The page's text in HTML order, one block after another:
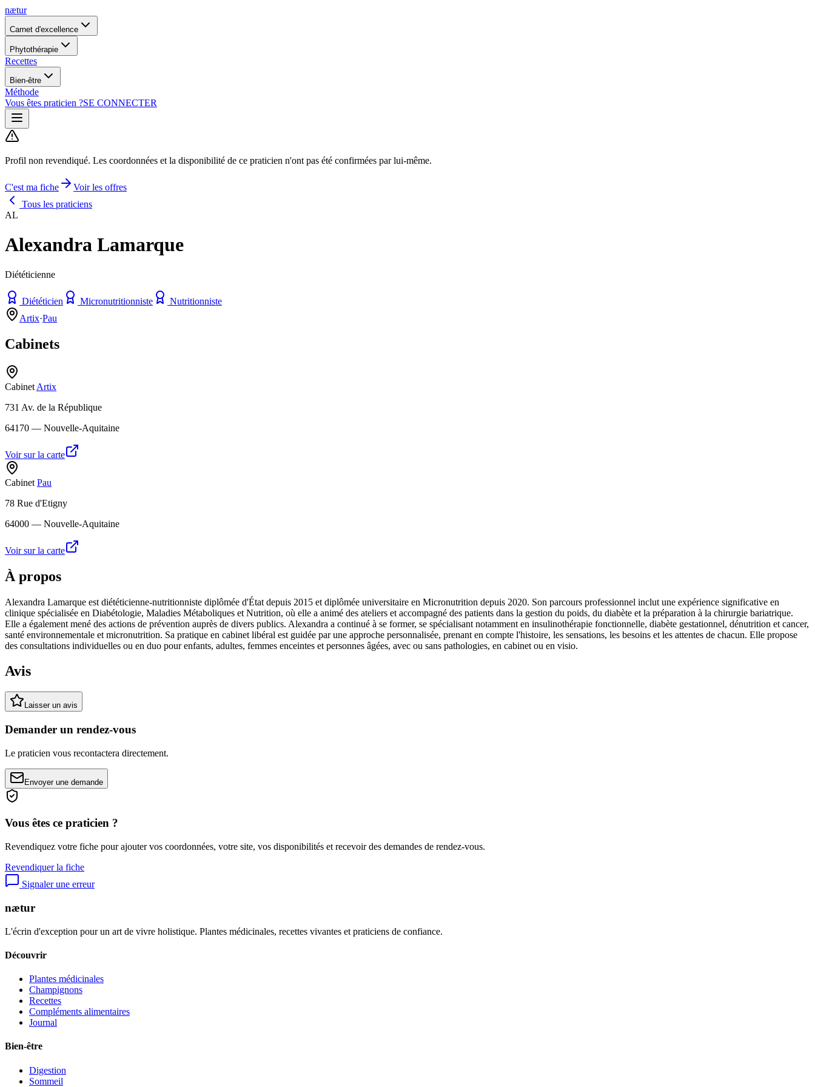
nætur
Carnet d'excellence
Phytothérapie
Recettes
Bien-être
Méthode
Vous êtes praticien ?SE CONNECTER
Profil non revendiqué. Les coordonnées et la disponibilité de ce praticien n'ont pas été confirmées par lui-même.
C'est ma fiche
Voir les offres
Tous les praticiens
AL
Alexandra Lamarque
Diététicienne
Diététicien Micronutritionniste
Nutritionniste
Artix·Pau
Cabinets
Cabinet Artix
731 Av. de la République
64170 — Nouvelle-Aquitaine
Voir sur la carte
Cabinet Pau
78 Rue d'Etigny
64000 — Nouvelle-Aquitaine
Voir sur la carte
À propos
Alexandra Lamarque est diététicienne-nutritionniste diplômée d'État depuis 2015 et diplômée universitaire en Micronutrition depuis 2020. Son parcours professionnel inclut une expérience significative en
clinique spécialisée en Diabétologie, Maladies Métaboliques et Nutrition, où elle a animé des ateliers et accompagné des patients dans la gestion du poids, du diabète et la préparation à la chirurgie bariatrique.
Elle a également mené des actions de prévention auprès de divers publics. Alexandra a continué à se former, se spécialisant notamment en insulinothérapie fonctionnelle, diabète gestationnel, dénutrition et cancer,
santé environnementale et micronutrition. Sa pratique en cabinet libéral est guidée par une approche personnalisée, prenant en compte l'histoire, les sensations, les besoins et les attentes de chacun. Elle propose
des consultations individuelles ou en duo pour enfants, adultes, femmes enceintes et personnes âgées, avec ou sans pathologies, en cabinet ou en visio.
Avis
Laisser un avis
Demander un rendez-vous
Le praticien vous recontactera directement.
Envoyer une demande
Vous êtes ce praticien ?
Revendiquez votre fiche pour ajouter vos coordonnées, votre site, vos disponibilités et recevoir des demandes de rendez-vous.
Revendiquer la fiche
Signaler une erreur
nætur
L'écrin d'exception pour un art de vivre holistique. Plantes médicinales, recettes vivantes et praticiens de confiance.
Découvrir
Plantes médicinales
Champignons
Recettes
Compléments alimentaires
Journal
Bien-être
Digestion
Sommeil